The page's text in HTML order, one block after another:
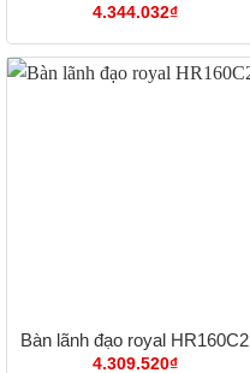
4.344.032₫
Bàn lãnh đạo royal HR160C2
4.309.520₫